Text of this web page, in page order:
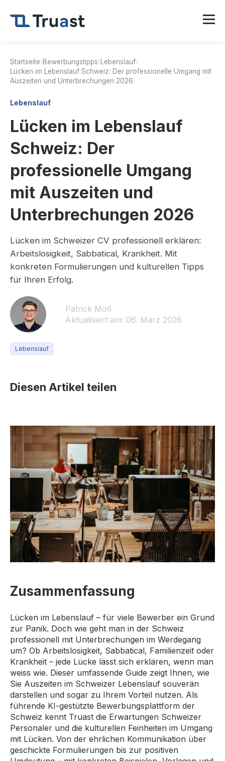
Startseite›Bewerbungstipps› Lebenslauf›
Lücken im Lebenslauf Schweiz: Der professionelle Umgang mit
Auszeiten und Unterbrechungen 2026
Lebenslauf
Lücken im Lebenslauf
Schweiz: Der
professionelle Umgang
mit Auszeiten und
Unterbrechungen 2026
Lücken im Schweizer CV professionell erklären:
Arbeitslosigkeit, Sabbatical, Krankheit. Mit
konkreten Formulierungen und kulturellen Tipps
für Ihren Erfolg.
Patrick Moll
Aktualisiert am: 06. März 2026
Lebenslauf
Diesen Artikel teilen
Zusammenfassung
Lücken im Lebenslauf – für viele Bewerber ein Grund
zur Panik. Doch wie geht man in der Schweiz
professionell mit Unterbrechungen im Werdegang
um? Ob Arbeitslosigkeit, Sabbatical, Familienzeit oder
Krankheit – jede Lücke lässt sich erklären, wenn man
weiss wie. Dieser umfassende Guide zeigt Ihnen, wie
Sie Auszeiten im Schweizer Lebenslauf souverän
darstellen und sogar zu Ihrem Vorteil nutzen. Als
führende KI-gestützte Bewerbungsplattform der
Schweiz kennt Truast die Erwartungen Schweizer
Personaler und die kulturellen Feinheiten im Umgang
mit Lücken. Von der ehrlichen Kommunikation über
geschickte Formulierungen bis zur positiven